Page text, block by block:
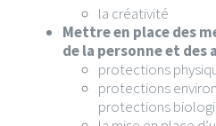
la créativité
Mettre en place des
de la personne et des
protections
protections
protections